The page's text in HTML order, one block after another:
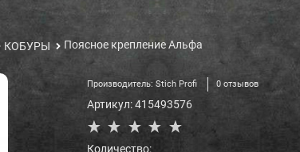
КОБУРЫ Поясное крепление Альфа
Производитель: Stich Profi 0 отзывов
Артикул: 415493576
Количество: